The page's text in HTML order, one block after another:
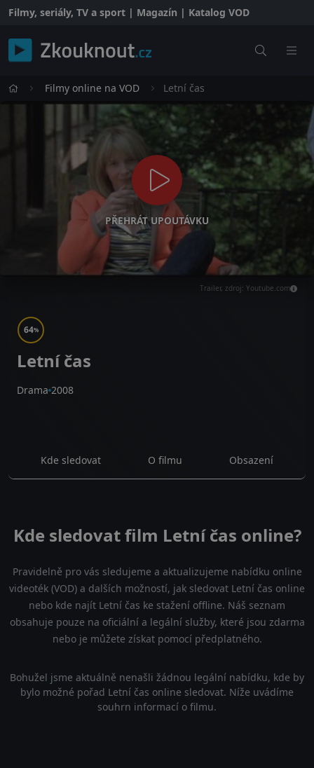
Filmy, seriály, TV a sport | Magazín | Katalog VOD
Filmy online na VOD Letní čas
PŘEHRÁT UPOUTÁVKU
Trailer, zdroj: Youtube.com
64%
Letní čas
Drama 2008
Kde sledovat O filmu Obsazení
Kde sledovat film Letní čas online?
Pravidelně pro vás sledujeme a aktualizujeme nabídku online
videoték (VOD) a dalších možností, jak sledovat Letní čas online
nebo kde najít Letní čas ke stažení offline. Náš seznam
obsahuje pouze na oficiální a legální služby, které jsou zdarma
nebo je můžete získat pomocí předplatného.
Bohužel jsme aktuálně nenašli žádnou legální nabídku, kde by
bylo možné pořad Letní čas online sledovat. Níže uvádíme
souhrn informací o filmu.